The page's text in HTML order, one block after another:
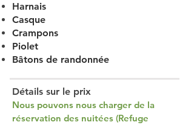
Harnais
Casque
Crampons
Piolet
Bâtons de randonnée
Détails sur le prix
Nous pouvons nous charger de la
réservation des nuitées (Refuge